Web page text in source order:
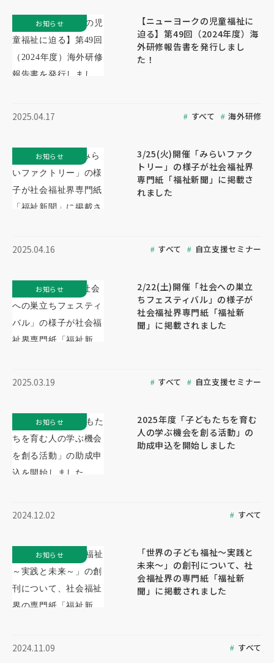
【ニューヨークの児童福祉に
迫る】第49回（2024年度）海
外研修報告書を発行しまし
た！
2025.04.17 すべて 海外研修
お知らせ
3/25(火)開催「みらいファク
トリー」の様子が社会福祉界
専門紙「福祉新聞」に掲載さ
れました
2025.04.16 すべて 自立支援セミナー
お知らせ
2/22(土)開催「社会への巣立
ちフェスティバル」の様子が
社会福祉界専門紙「福祉新
聞」に掲載されました
2025.03.19 すべて 自立支援セミナー
お知らせ
2025年度「子どもたちを育む
人の学ぶ機会を創る活動」の
助成申込を開始しました
2024.12.02 すべて
お知らせ
「世界の子ども福祉～実践と
未来～」の創刊について、社
会福祉界の専門紙「福祉新
聞」に掲載されました
2024.11.09 すべて
お知らせ